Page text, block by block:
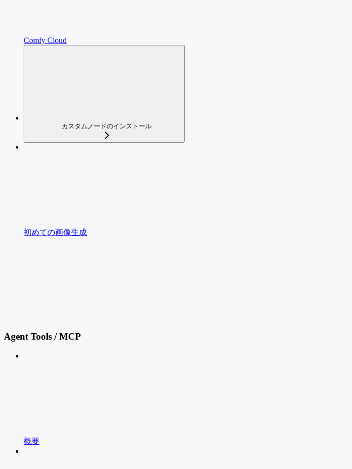
Comfy Cloud
カスタムノードのインストール
初めての画像生成
Agent Tools / MCP
概要